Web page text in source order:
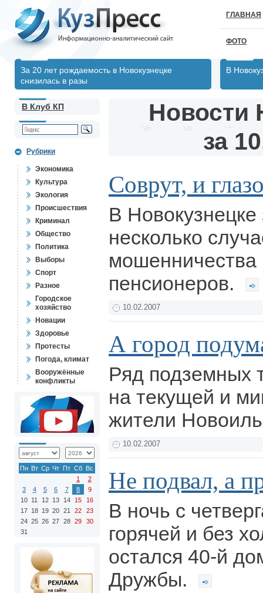
ГЛАВНАЯ
ФОТО
За 20 лет рождаемость в Новокузнецке
снизилась в разы
В
В Клуб КП
Рубрики
Экономика
Культура
Экология
Происшествия
Криминал
Общество
Политика
Выборы
Спорт
Разное
Городское
хозяйство
Новации
Здоровье
Протесты
Погода, климат
Вооружённые
конфликты
Пн Вт Ср Чт Пт Сб Вс
1
2
3
4 5 6 7 8
9
10 11 12 13 14 15
16
17 18 19 20 21 22
23
24 25 26 27 28 29
30
31
Новости
за
Соврут, и
В
несколько
пенсионеров.
10.02.2007
А город
Ряд подземных
на текущей и
жители
10.02.2007
Не подвал, а
В ночь с
горячей и без
остался 40-й
Дружбы.